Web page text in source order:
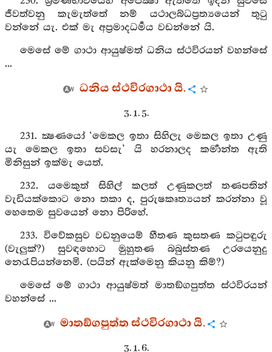
ජීවත්වනු කැමැත්තේ නම් යථාලබ්ධප්‍රත්‍යයෙන් තුටු
වන්නේ යැ. එක් මැ අප්‍රමාදධර්‍මය වඩන්නේ යි.
මෙසේ මේ ගාථා ආයුෂ්මත් ධනිය ස්ථවිරයන් වහන්සේ
...
ධනිය ස්ථවිරගාථා යි.
3. 1. 5.
231. ක්‍ෂණයෝ ‘මෙකල ඉතා සිහිලැ මෙකල ඉතා උණු
යැ මෙකල ඉතා සවසැ’ යි හරනාලද කර්‍මාන්ත ඇති
මිනිසුන් ඉක්මැ යෙත්.
232. යමෙකුත් සිහිල් කලත් උණුකලත් තණපතින්
වැඩියක්කොට නො තකා ද, පුරුෂකෘත්‍යයන් කරන්නා වූ
හෙතෙම සුවයෙන් නො පිරිහේ.
233. විවේකසුව වඩනුයෙම් හීතණ කුසතණ කටුපඳුරු
(වැලුක්?) සුවඳහොට මුහුතණ බබුස්තණ උරයෙනුදු
නෙරැපියන්නෙමි. (පයින් ඇක්මෙනු කියනු කිම්?)
මෙසේ මේ ගාථා ආයුෂ්මත් මාතඞ්ගපුත්ත ස්ථවිරයන්
වහන්සේ ...
මාතඞ්ගපුත්ත ස්ථවිරගාථා යි.
3. 1. 6.